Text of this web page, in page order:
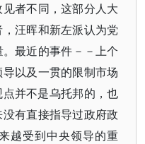
者不同，这部分人大
汪晖和新左派认为党
最近的事件－－上个
以及一贯的限制市场
并不是乌托邦的，也
有直接指导过政府政
越受到中央领导的重